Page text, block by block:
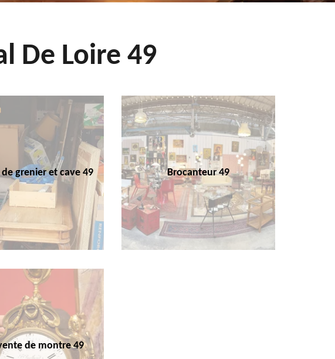
De Loire 49
de grenier et cave 49 Brocanteur 49
de montre 49